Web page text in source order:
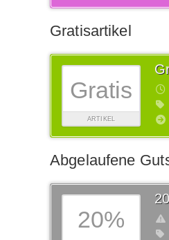
Gratisartikel
Gratis
ARTIKEL
Abgelaufene
20%